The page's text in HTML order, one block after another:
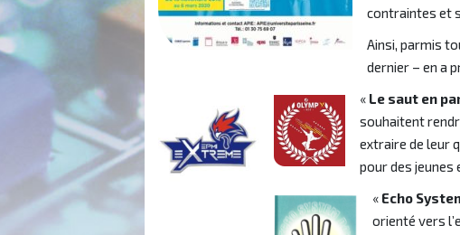
contraintes et
Ainsi, parmis
dernier – en a
« Le saut en
souhaitent
extraire de leur
pour des jeunes
« Echo
orienté vers